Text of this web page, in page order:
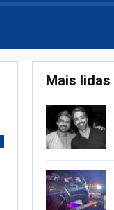
Mais lidas